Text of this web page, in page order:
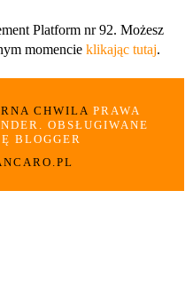
Platform nr 92. Możesz
momencie klikając tutaj.
CHWILAPRAWA
OBSŁUGIWANE
BLOGGER